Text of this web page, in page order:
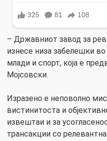
– Државниот завод за
изнесе низа забелешки во
млади и спорт, која е
Мојсовски.
Изразено е неповолно
вистинитоста и
извештаи и за
трансакции со